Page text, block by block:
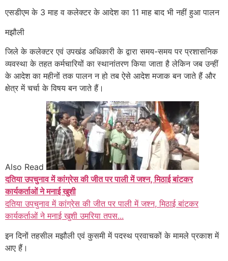
एसडीएम के 3 माह व कलेक्टर के आदेश का 11 माह बाद भी नहीं हुआ पालन
मझौली
जिले के कलेक्टर एवं उपखंड अधिकारी के द्वारा समय-समय पर प्रशासनिक
व्यवस्था के तहत कर्मचारियों का स्थानांतरण किया जाता है लेकिन जब उन्हीं
के आदेश का महीनों तक पालन न हो तब ऐसे आदेश मजाक बन जाते हैं और
क्षेत्र में चर्चा के विषय बन जाते हैं।
Also Read
दतिया उपचुनाव में कांग्रेस की जीत पर पाली में जश्न, मिठाई बांटकर
कार्यकर्ताओं ने मनाई खुशी
दतिया उपचुनाव में कांग्रेस की जीत पर पाली में जश्न, मिठाई बांटकर
कार्यकर्ताओं ने मनाई खुशी उमरिया तपस...
इन दिनों तहसील मझौली एवं कुसमी में पदस्थ प्रवाचकों के मामले प्रकाश में
आए हैं।